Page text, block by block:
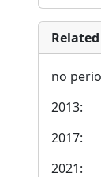
no
2013:
2017:
2021: